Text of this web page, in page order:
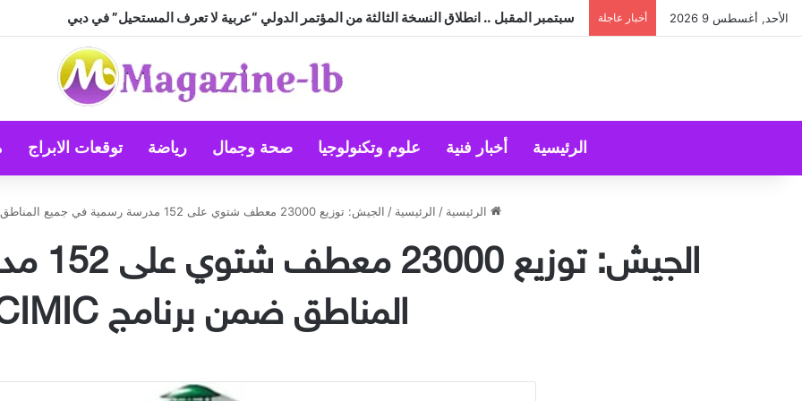
الأحد, أغسطس 9 2026 أخبار عاجلة سبتمبر المقبل .. انطلاق النسخة الثالثة من المؤتمر الدولي “عربية لا تعرف المستحيل” في دبي
الرئيسية أخبار فنية علوم وتكنولوجيا صحة وجمال رياضة توقعات الابراج
الرئيسية / الرئيسية / الجيش: توزيع 23000 معطف شتوي على 152 مدرسة رسمية في جميع المناطق ضمن برنامج CIMIC
المناطق ضمن برنامج CIMIC